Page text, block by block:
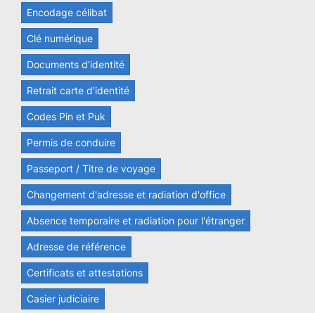
Encodage célibat
Clé numérique
Documents d’identité
Retrait carte d’identité
Codes Pin et Puk
Permis de conduire
Passeport / Titre de voyage
Changement d'adresse et radiation d'office
Absence temporaire et radiation pour l'étranger
Adresse de référence
Certificats et attestations
Casier judiciaire